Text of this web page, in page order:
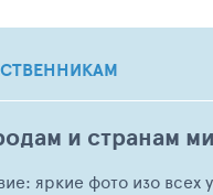
и странам
яркие фото изо